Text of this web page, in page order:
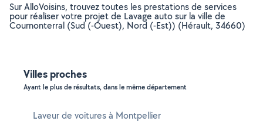
Sur AlloVoisins, trouvez toutes les prestations de services
pour réaliser votre projet de Lavage auto sur la ville de
Cournonterral (Sud (-Ouest), Nord (-Est)) (Hérault, 34660)
Villes proches
Ayant le plus de résultats, dans le même département
Laveur de voitures à Montpellier